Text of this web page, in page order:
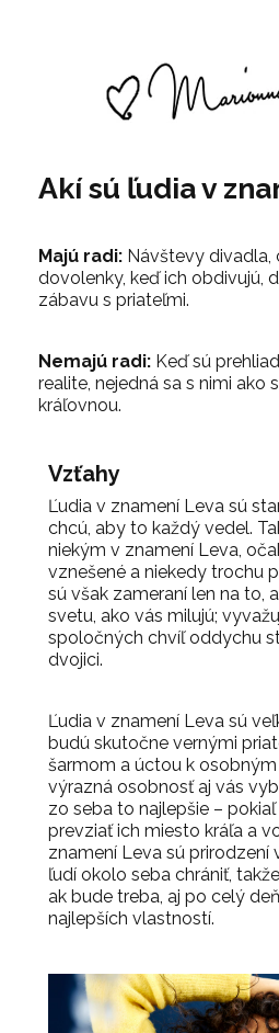
Akí sú ľudia v
Majú radi: Návštevy divadla,
dovolenky, keď ich obdivujú,
zábavu s priateľmi.
Nemajú radi: Keď sú
realite, nejedná sa s nimi ako
kráľovnou.
Vzťahy
Ľudia v znamení Leva sú
chcú, aby to každý vedel.
niekým v znamení Leva,
vznešené a niekedy trochu
sú však zameraní len na to,
svetu, ako vás milujú;
spoločných chvíľ oddychu
dvojici.
Ľudia v znamení Leva sú
budú skutočne vernými
šarmom a úctou k
výrazná osobnosť aj vás
zo seba to najlepšie –
prevziať ich miesto kráľa a
znamení Leva sú prirodzení
ľudí okolo seba chrániť,
ak bude treba, aj po celý
najlepších vlastností.